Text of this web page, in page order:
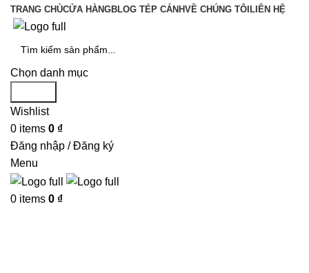
TRANG CHỦCỬA HÀNGBLOG TÉP CẢNHVỀ CHÚNG TÔI LIÊN HỆ
Chọn danh mục
Wishlist
0 items 0 ₫
Đăng nhập / Đăng ký
Menu
0 items 0 ₫